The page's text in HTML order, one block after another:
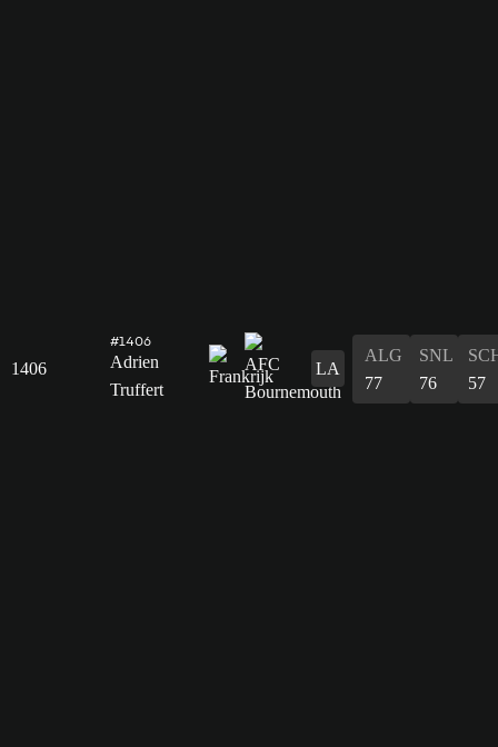
1406
#1406
Adrien
Truffert
LA
ALG
77
SNL
76
57